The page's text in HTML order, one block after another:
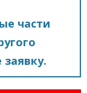
части